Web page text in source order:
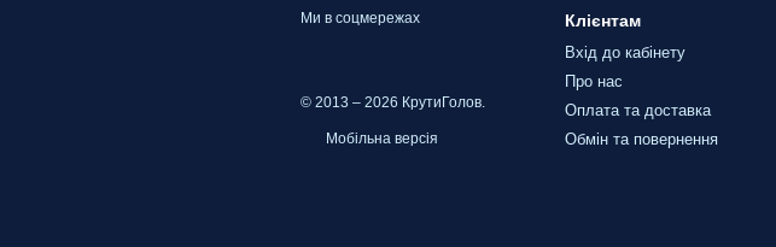
Ми в соцмережах
© 2013 – 2026 КрутиГолов.
Мобільна версія
Клієнтам
Вхід до кабінету
Про нас
Оплата та доставка
Обмін та повернення